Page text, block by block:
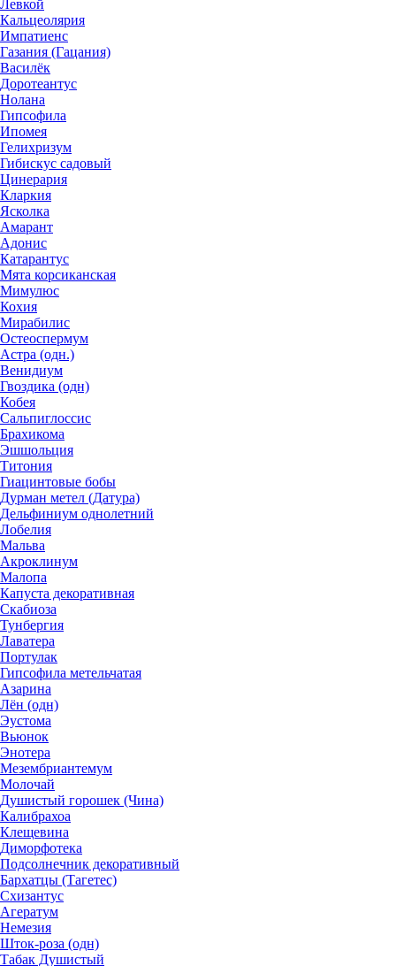
Левкой
Кальцеолярия
Импатиенс
Газания (Гацания)
Василёк
Доротеантус
Нолана
Гипсофила
Ипомея
Гелихризум
Гибискус садовый
Цинерария
Кларкия
Ясколка
Амарант
Адонис
Катарантус
Мята корсиканская
Мимулюс
Кохия
Мирабилис
Остеоспермум
Астра (одн.)
Венидиум
Гвоздика (одн)
Кобея
Сальпиглоссис
Брахикома
Эшшольция
Титония
Гиацинтовые бобы
Дурман метел (Датура)
Дельфиниум однолетний
Лобелия
Мальва
Акроклинум
Малопа
Капуста декоративная
Скабиоза
Тунбергия
Лаватера
Портулак
Гипсофила метельчатая
Азарина
Лён (одн)
Эустома
Вьюнок
Энотера
Мезембриантемум
Молочай
Душистый горошек (Чина)
Калибрахоа
Клещевина
Диморфотека
Подсолнечник декоративный
Бархатцы (Тагетес)
Схизантус
Агератум
Немезия
Шток-роза (одн)
Табак Душистый